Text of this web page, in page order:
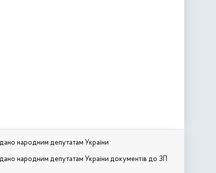
народним депутатам України
народним депутатам України документів до ЗП